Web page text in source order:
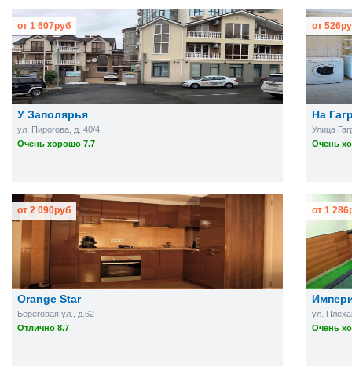
У Заполярья
ул. Пирогова, д. 40/4
Очень хорошо 7.7
от 1 607руб
На
Улица
Очень
от 526
Orange Star
Береговая ул., д.62
Отлично 8.7
от 2 090руб
ул.
Очень
от 1 286